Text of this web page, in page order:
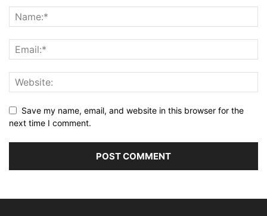
Save my name, email, and website in this browser for the
next time I comment.